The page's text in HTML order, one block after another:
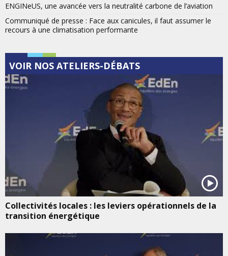
ENGINeUS, une avancée vers la neutralité carbone de l’aviation
Communiqué de presse : Face aux canicules, il faut assumer le
recours à une climatisation performante
VOIR NOS ATELIERS-DÉBATS
Collectivités locales : les leviers opérationnels de la
transition énergétique